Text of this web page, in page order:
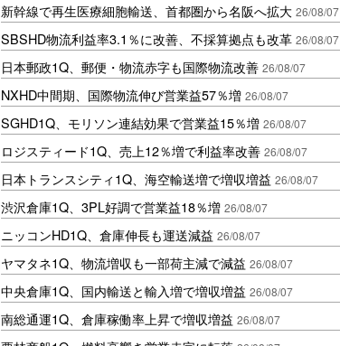
新幹線で再生医療細胞輸送、首都圏から名阪へ拡大 26/08/07
SBSHD物流利益率3.1％に改善、不採算拠点も改革 26/08/07
日本郵政1Q、郵便・物流赤字も国際物流改善 26/08/07
NXHD中間期、国際物流伸び営業益57％増 26/08/07
SGHD1Q、モリソン連結効果で営業益15％増 26/08/07
ロジスティード1Q、売上12％増で利益率改善 26/08/07
日本トランスシティ1Q、海空輸送増で増収増益 26/08/07
渋沢倉庫1Q、3PL好調で営業益18％増 26/08/07
ニッコンHD1Q、倉庫伸長も運送減益 26/08/07
ヤマタネ1Q、物流増収も一部荷主減で減益 26/08/07
中央倉庫1Q、国内輸送と輸入増で増収増益 26/08/07
南総通運1Q、倉庫稼働率上昇で増収増益 26/08/07